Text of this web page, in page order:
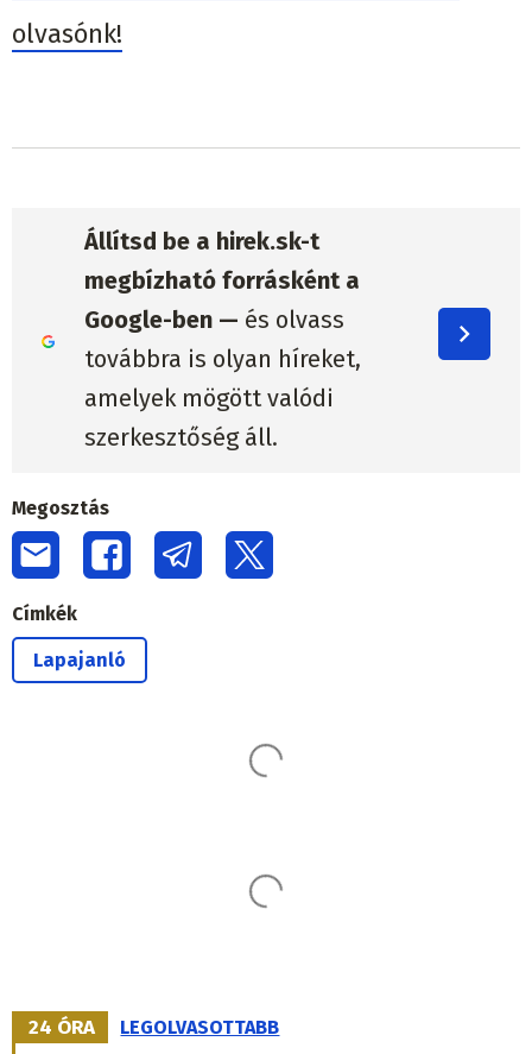
olvasónk!
Állítsd be a hirek.sk-t
megbízható forrásként a
Google-ben — és olvass
továbbra is olyan híreket,
amelyek mögött valódi
szerkesztőség áll.
Megosztás
Címkék
Lapajanló
24 ÓRA LEGOLVASOTTABB